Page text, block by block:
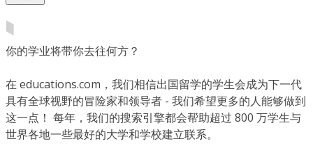
你的学业将带你去往何方？
在 educations.com，我们相信出国留学的学生会成为下一代
具有全球视野的冒险家和领导者 - 我们希望更多的人能够做到
这一点！ 每年，我们的搜索引擎都会帮助超过 800 万学生与
世界各地一些最好的大学和学校建立联系。